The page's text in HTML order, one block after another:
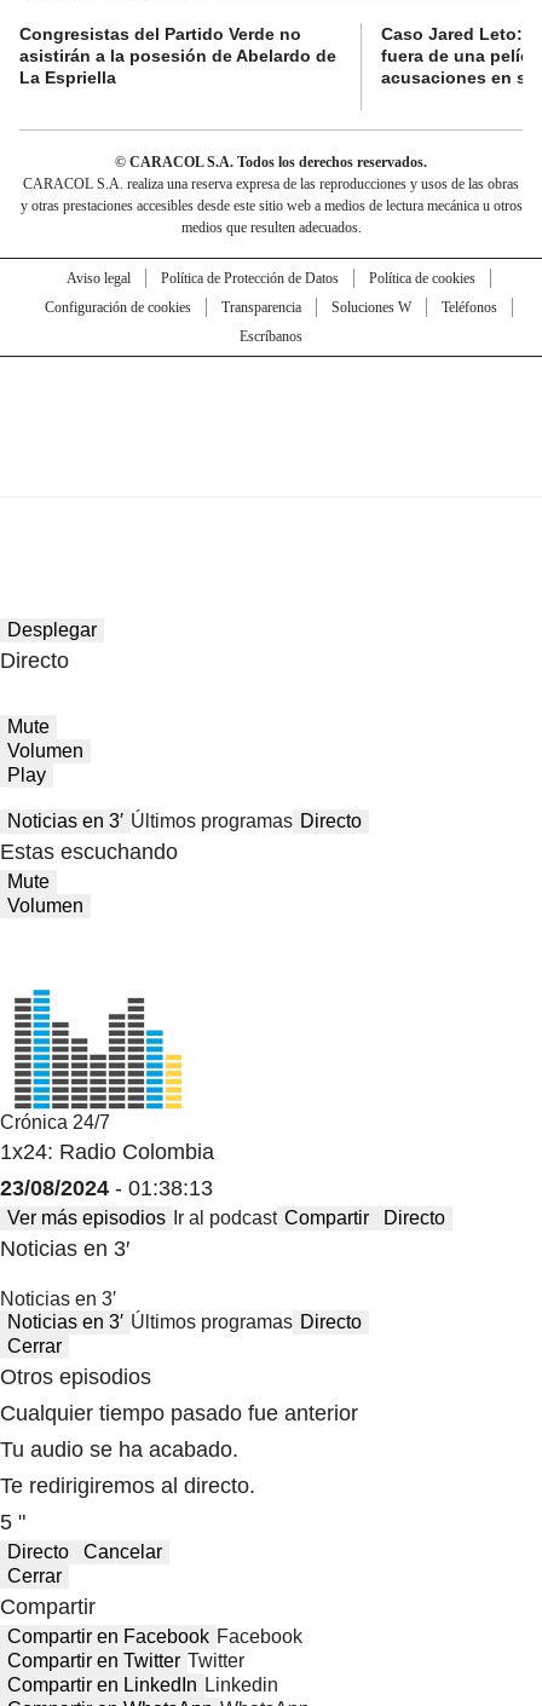
Congresistas del Partido Verde no
asistirán a la posesión de Abelardo de
La Espriella
Caso Jared Leto:
fuera de una
acusaciones en su
© CARACOL S.A. Todos los derechos reservados.
CARACOL S.A. realiza una reserva expresa de las reproducciones y usos de las obras
y otras prestaciones accesibles desde este sitio web a medios de lectura mecánica u otros
medios que resulten adecuados.
Aviso legal Política de Protección de Datos
Política de cookies
Configuración de cookies
Transparencia Soluciones W
Teléfonos
Escríbanos
Desplegar
Directo
Mute
Volumen
Play
Noticias en 3′ Últimos programas Directo
Estas escuchando
Mute
Volumen
Crónica 24/7
1x24: Radio Colombia
23/08/2024 - 01:38:13
Ver más episodios Ir al podcast Compartir Directo
Noticias en 3′
Noticias en 3′
Noticias en 3′ Últimos programas Directo
Cerrar
Otros episodios
Cualquier tiempo pasado fue anterior
Tu audio se ha acabado.
Te redirigiremos al directo.
5 "
Directo
Cancelar
Cerrar
Compartir
Compartir en Facebook Facebook
Compartir en Twitter Twitter
Compartir en LinkedIn Linkedin